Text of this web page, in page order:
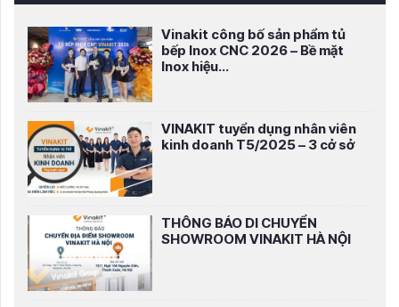
Vinakit công bố sản phẩm tủ
bếp Inox CNC 2026 – Bề mặt
Inox hiệu...
VINAKIT tuyển dụng nhân viên
kinh doanh T5/2025 – 3 cở sở
THÔNG BÁO DI CHUYỂN
SHOWROOM VINAKIT HÀ NỘI